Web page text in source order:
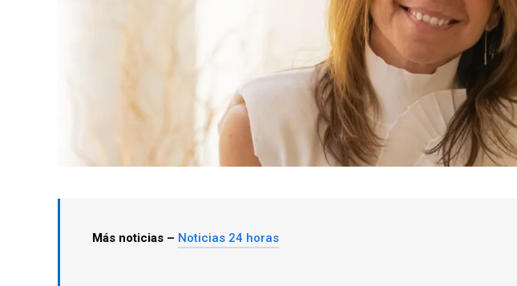
Más noticias – Noticias 24 horas